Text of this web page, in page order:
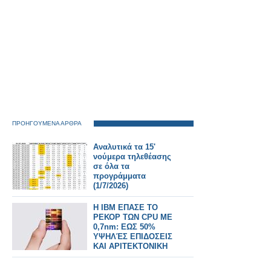
ΠΡΟΗΓΟΥΜΕΝΑ ΑΡΘΡΑ
Αναλυτικά τα 15'
νούμερα τηλεθέασης
σε όλα τα
προγράμματα
(1/7/2026)
Η IBM ΕΠΑΣΕ ΤΟ
ΡΕΚΟΡ ΤΩΝ CPU ΜΕ
0,7nm: ΕΩΣ 50%
ΥΨΗΛΈΣ ΕΠΙΔΟΣΕΙΣ
ΚΑΙ ΑΡΙΤΕΚΤΟΝΙΚΗ
NanoStack ΣΕ 3D